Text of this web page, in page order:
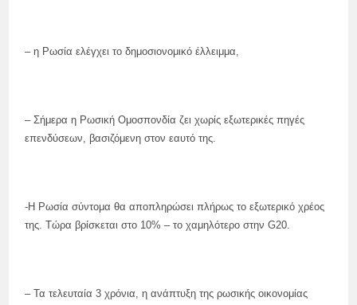
– η Ρωσία ελέγχει το δημοσιονομικό έλλειμμα,
– Σήμερα η Ρωσική Ομοσπονδία ζει χωρίς εξωτερικές πηγές
επενδύσεων, βασιζόμενη στον εαυτό της.
-Η Ρωσία σύντομα θα αποπληρώσει πλήρως το εξωτερικό χρέος
της. Τώρα βρίσκεται στο 10% – το χαμηλότερο στην G20.
– Τα τελευταία 3 χρόνια, η ανάπτυξη της ρωσικής οικονομίας